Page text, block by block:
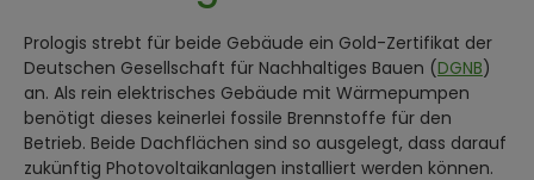
Prologis strebt für beide Gebäude ein Gold-Zertifikat der
Deutschen Gesellschaft für Nachhaltiges Bauen (DGNB)
an. Als rein elektrisches Gebäude mit Wärmepumpen
benötigt dieses keinerlei fossile Brennstoffe für den
Betrieb. Beide Dachflächen sind so ausgelegt, dass darauf
zukünftig Photovoltaikanlagen installiert werden können.